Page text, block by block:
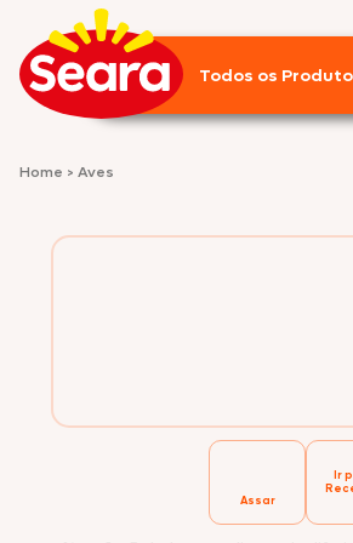
Todos os
Frios
Home > Aves
Assar
Ir